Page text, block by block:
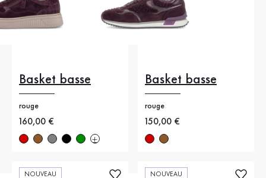
Basket basse
rouge
Nouveau prix
160,00 €
Basket basse
rouge
Nouveau prix
150,00 €
NOUVEAU NOUVEAU